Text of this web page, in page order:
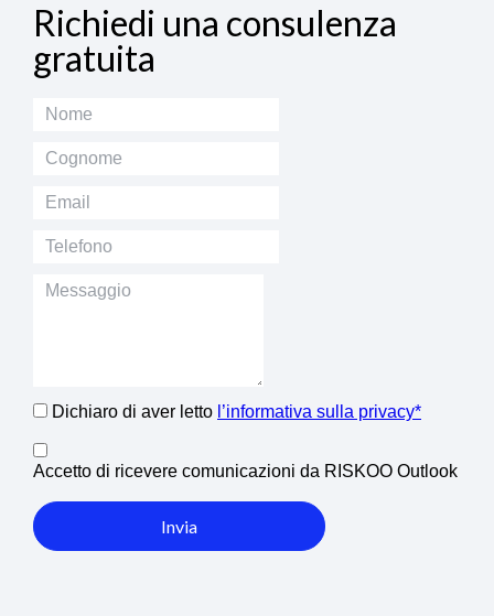
Richiedi una consulenza
gratuita
Dichiaro di aver letto l’informativa sulla privacy*
Accetto di ricevere comunicazioni da RISKOO Outlook
Invia